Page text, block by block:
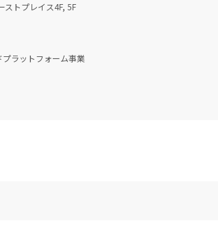
ストプレイス4F, 5F
ラットフォーム事業